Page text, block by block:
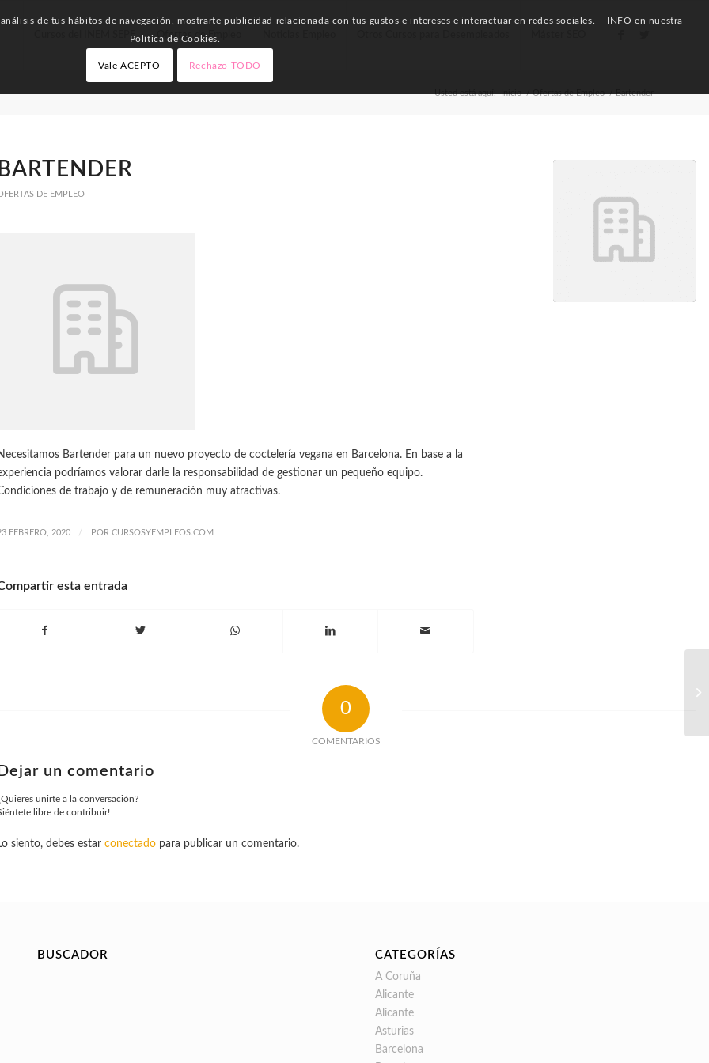
Cursos del INEM SEPE Ofertas de Empleo
Usted está aquí: Inicio / Ofertas de Empleo / Bartender
BARTENDER
DE EMPLEO
Bartender para un nuevo proyecto de coctelería vegana en Barcelona. En base a la
podríamos valorar darle la responsabilidad de gestionar un pequeño equipo.
de trabajo y de remuneración muy atractivas.
FEBRERO, 2020 / POR CURSOSYEMPLEOS.COM
esta entrada
0
COMENTARIOS
Dejar un comentario
unirte a la conversación?
libre de contribuir!
Lo siento, debes estar conectadopara publicar un comentario.
BUSCADOR CATEGORÍAS
A Coruña
Alicante
Alicante
Asturias
Barcelona
de tus hábitos de navegación, mostrarte publicidad relacionada con tus gustos e intereses e interactuar en redes sociales. + INFO en nuestra
Política de Cookies.
Vale ACEPTO Rechazo TODO